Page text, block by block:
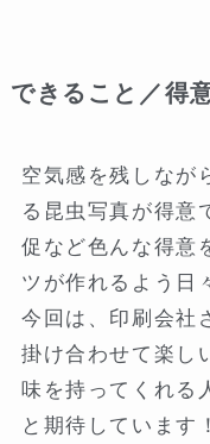
できること／得
空気感を残しなが
る昆虫写真が得意
促など色んな得意
ツが作れるよう日
今回は、印刷会社
掛け合わせて楽し
味を持ってくれる
と期待しています！